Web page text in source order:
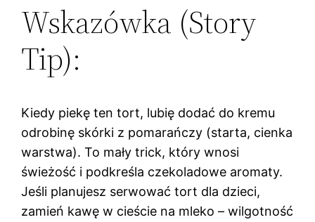
Wskazówka (Story
Tip):
Kiedy piekę ten tort, lubię dodać do kremu
odrobinę skórki z pomarańczy (starta, cienka
warstwa). To mały trick, który wnosi
świeżość i podkreśla czekoladowe aromaty.
Jeśli planujesz serwować tort dla dzieci,
zamień kawę w cieście na mleko – wilgotność